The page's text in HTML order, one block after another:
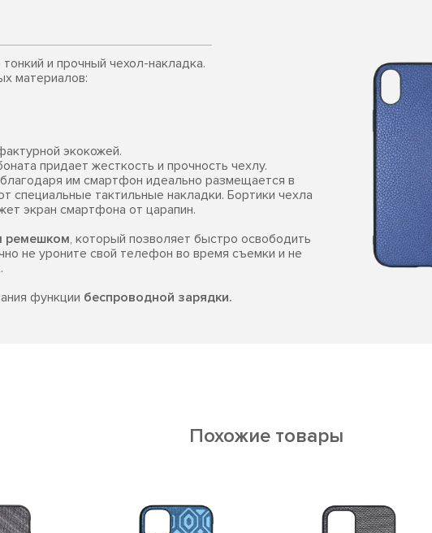
тонкий и прочный чехол-накладка.
материалов:
экокожей.
придает жесткость и прочность чехлу.
благодаря им смартфон идеально размещается в
специальные тактильные накладки. Бортики чехла
экран смартфона от царапин.
ремешком, который позволяет быстро освободить
не уроните свой телефон во время съемки и не
функции беспроводной зарядки.
Похожие товары